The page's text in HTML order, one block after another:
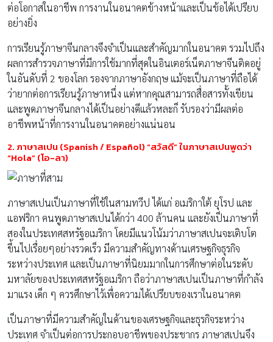
ต่อโอกาสในอาชีพ การงานในอนาคตข้างหน้าและเป็นข้อได้เปรียบ
อย่างยิ่ง
การเรียนรู้ภาษาจีนกลางจึงจำเป็นและสำคัญมากในอนาคต รวมไปถึง
ผลการสำรวจภาษาที่มีการใช้มากที่สุดในอินเตอร์เน็ตภาษาจีนติดอยู่
ในอันดับที่ 2 ของโลก รองจากภาษาอังกฤษ แม้จะเป็นภาษาที่ถือได้
ว่ายากต่อการเรียนรู้ภาษาหนึ่ง แต่หากคุณสามารถสื่อสารทั้งเขียน
และพูดภาษาจีนกลางได้เป็นอย่างดีแล้วหละก็ รับรองว่ามีผลต่อ
อาชีพหน้าที่การงานในอนาคตอย่างแน่นอน
2. ภาษาสเปน (Spanish / Español) “สวัสดี” ในภาษาสเปนพูดว่า
“Hola” (โอ-ลา)
ภาษาสเปนเป็นภาษาที่ใช้ในสามทวีป ได้แก่ อเมริกาใต้ ยุโรป และ
แอฟริกา คนพูดภาษาสเปนได้กว่า 400 ล้านคน และยังเป็นภาษาที่
สองในประเทศสหรัฐอเมริกา โดยมีแนวโน้มว่าภาษาสเปนจะเติบโต
ขึ้นไปเรื่อยๆอย่างรวดเร็ว มีความสำคัญทางด้านเศรษฐกิจธุรกิจ
ระหว่างประเทศ และเป็นภาษาที่นิยมมากในการศึกษาต่อในระดับ
มหาลัยของประเทศสหรัฐอเมริกา ถือว่าภาษาสเปนเป็นภาษาที่กำลัง
มาแรง เด็ก ๆ ควรศึกษาไว้เพื่อความได้เปรียบของเราในอนาคต
เป็นภาษาที่มีความสำคัญในด้านของเศรษฐกิจและธุรกิจระหว่าง
ประเทศ จำเป็นต่อการประกอบอาชีพของประชากร ภาษาสเปนจึง